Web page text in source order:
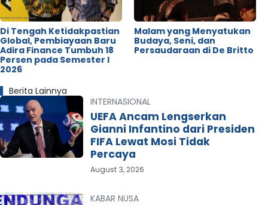
Di Tengah Ketidakpastian
Global, Pembiayaan Baru
Adira Finance Tumbuh 18
Persen pada Semester I
2026
Malam yang Menyatukan
Budaya, Seni, dan
Persaudaraan di De Britto
Berita Lainnya
INTERNASIONAL
UEFA Ancam Lengserkan
Gianni Infantino dari Presiden
FIFA Lewat Mosi Tidak
Percaya
August 3, 2026
KABAR NUSA